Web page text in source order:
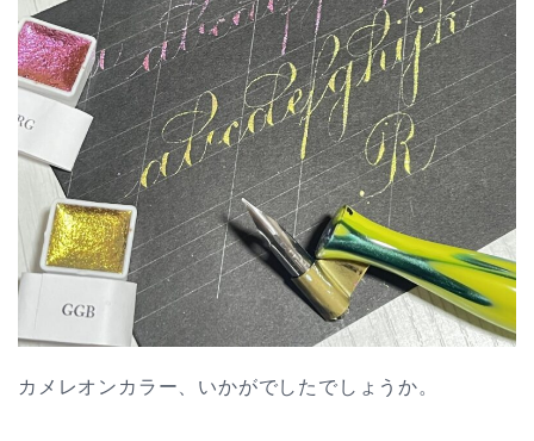
カメレオンカラー、いかがでしたでしょうか。